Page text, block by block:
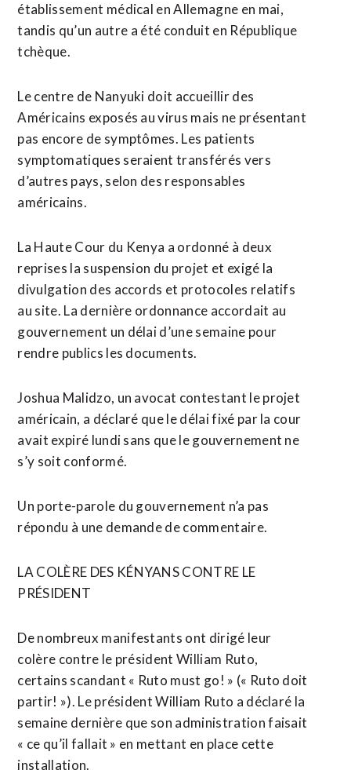
établissement médical en Allemagne en mai,
tandis qu’un autre ⁠a été conduit en République
tchèque.
Le centre de Nanyuki doit accueillir des
Américains exposés au virus mais ne présentant
pas encore de ​symptômes. Les patients
symptomatiques seraient ​transférés vers
d’autres pays, selon des responsables
américains.
La Haute Cour du Kenya a ordonné à deux
reprises la suspension du projet et exigé la
divulgation des accords et protocoles relatifs
au site. ​La dernière ordonnance accordait au
gouvernement un délai d’une semaine pour
rendre publics les documents.
Joshua Malidzo, un avocat contestant le projet
américain, a déclaré que le délai fixé par la cour
avait expiré lundi sans que le gouvernement ne
s’y soit conformé.
Un porte-parole du ‌gouvernement n’a pas
répondu à une demande ​de commentaire.
LA COLÈRE DES KÉNYANS CONTRE LE
PRÉSIDENT
De nombreux manifestants ont dirigé leur
colère contre le président William Ruto,
certains scandant « Ruto must go! » (« Ruto doit
partir! »). Le président William Ruto a déclaré la
semaine ​dernière que son administration faisait
« ce qu’il fallait » en mettant en place cette
installation.